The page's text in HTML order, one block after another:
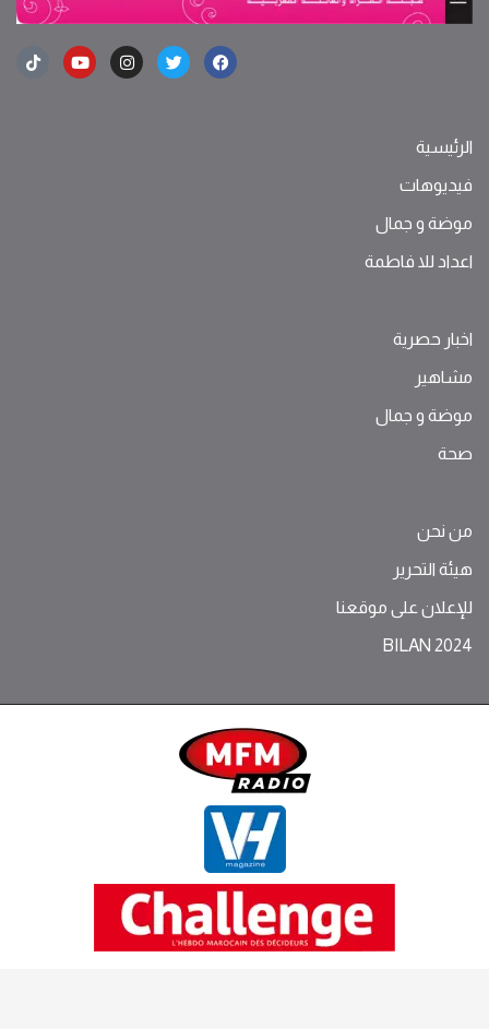
الرئيسية
فيديوهات
موضة ‫و‬ ‫‬‫جمال‬
اعداد للا فاطمة
اخبار حصرية
مشاهير
موضة ‫و‬ ‫‬‫جمال‬
صحة
من نحن
هيئة التحرير
للإعلان على موقعنا
BILAN 2024